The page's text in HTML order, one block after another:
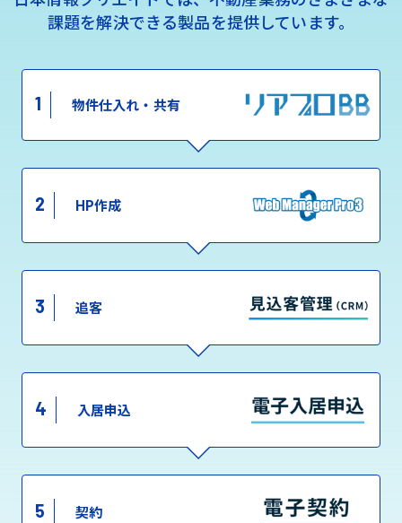
課題を解決できる製品を提供しています。
1 物件仕入れ・共有
2 HP作成
3 追客
4 入居申込
5 契約